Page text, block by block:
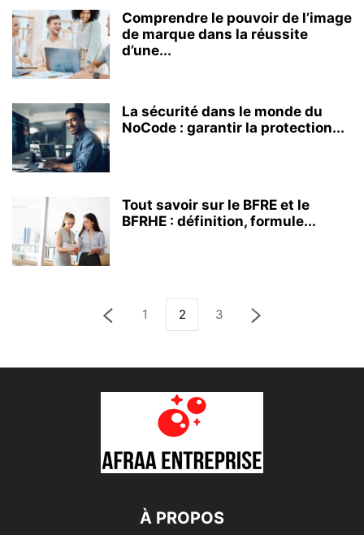
Comprendre le pouvoir de l’image
de marque dans la réussite
d’une...
La sécurité dans le monde du
NoCode : garantir la protection...
Tout savoir sur le BFRE et le
BFRHE : définition, formule...
1 2 3
À PROPOS